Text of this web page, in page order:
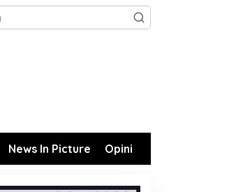
News In Picture Opini